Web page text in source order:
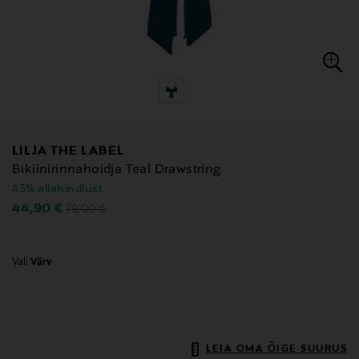
LILJA THE LABEL
Bikiinirinnahoidja Teal Drawstring
43% allahindlust
Discounted Price
44,90 € Original Price
79,00 €
Vali Värv
LEIA OMA ÕIGE SUURUS